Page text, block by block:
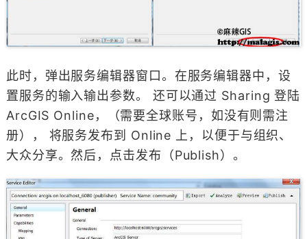
此时，弹出服务编辑器窗口。在服务编辑器中，设
置服务的输入输出参数。 还可以通过 Sharing 登陆
ArcGIS Online，（需要全球账号，如没有则需注
册）， 将服务发布到 Online 上，以便于与组织、
大众分享。然后，点击发布（Publish）。